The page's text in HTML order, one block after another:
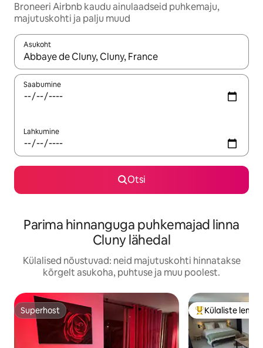
Broneeri Airbnb kaudu ainulaadseid puhkemaju,
majutuskohti ja palju muud
Asukoht
Kui tulemused on kuvatud, liigu ekraanil nooleklahvidega või
Saabumine
Lahkumine
Otsi
Parima hinnanguga puhkemajad linna
Cluny lähedal
Külalised nõustuvad: neid majutuskohti hinnatakse
kõrgelt asukoha, puhtuse ja muu poolest.
Superhost
Superhost Külaliste suur
Külaliste